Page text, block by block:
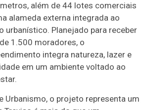
além de 44 lotes comerciais
alameda externa integrada ao
urbanístico. Planejado para receber
1.500 moradores, o
integra natureza, lazer e
em um ambiente voltado ao
Urbanismo, o projeto representa um